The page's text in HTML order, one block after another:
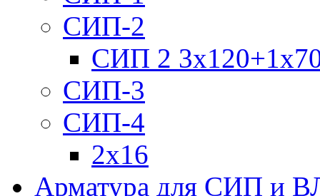
СИП-2
СИП 2
СИП-3
СИП-4
2х16
Арматура для СИП и